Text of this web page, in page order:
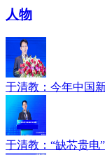
人物
于清教：今年中国
于清教：“缺芯贵电